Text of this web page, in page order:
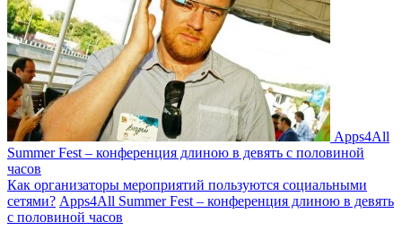
Apps4All
Summer Fest – конференция длиною в девять с половиной
часов
Как организаторы мероприятий пользуются социальными
сетями? Apps4All Summer Fest – конференция длиною в девять
с половиной часов